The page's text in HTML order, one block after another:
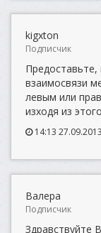
kigxton
Подписчик
взаимосвязи
левым или
изходя из
14:13 27.09.2013
Валера
Подписчик
Здравствуйте